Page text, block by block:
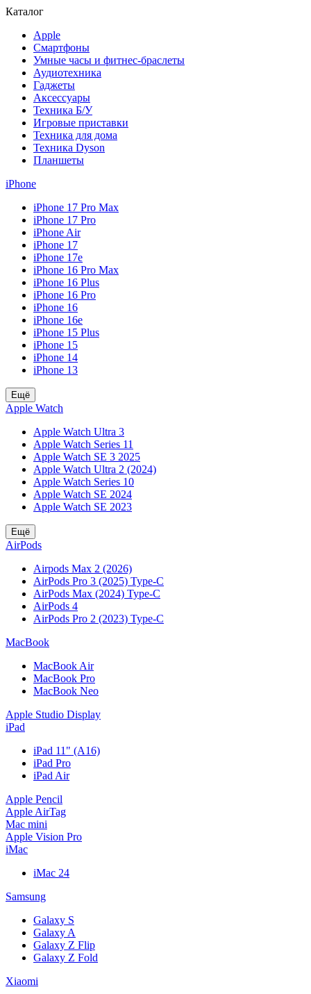
Каталог
Apple
Смартфоны
Умные часы и фитнес-браслеты
Аудиотехника
Гаджеты
Аксессуары
Техника Б/У
Игровые приставки
Техника для дома
Техника Dyson
Планшеты
iPhone
iPhone 17 Pro Max
iPhone 17 Pro
iPhone Air
iPhone 17
iPhone 17e
iPhone 16 Pro Max
iPhone 16 Plus
iPhone 16 Pro
iPhone 16
iPhone 16e
iPhone 15 Plus
iPhone 15
iPhone 14
iPhone 13
Ещё
Apple Watch
Apple Watch Ultra 3
Apple Watch Series 11
Apple Watch SE 3 2025
Apple Watch Ultra 2 (2024)
Apple Watch Series 10
Apple Watch SE 2024
Apple Watch SE 2023
Ещё
AirPods
Airpods Max 2 (2026)
AirPods Pro 3 (2025) Type-C
AirPods Max (2024) Type-C
AirPods 4
AirPods Pro 2 (2023) Type-C
MacBook
MacBook Air
MacBook Pro
MacBook Neo
Apple Studio Display
iPad
iPad 11" (A16)
iPad Pro
iPad Air
Apple Pencil
Apple AirTag
Mac mini
Apple Vision Pro
iMac
iMac 24
Samsung
Galaxy S
Galaxy A
Galaxy Z Flip
Galaxy Z Fold
Xiaomi